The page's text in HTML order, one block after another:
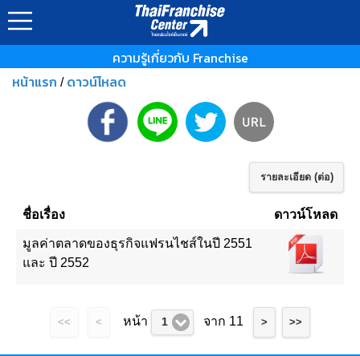
ความรู้เกี่ยวกับ Franchise
หน้าแรก / ดาวน์โหลด
รายละเอียด (ต่อ)
ชื่อเรื่อง ดาวน์โหลด
มูลค่าตลาดของธุรกิจแฟรนไชส์ในปี 2551
และ ปี 2552
<< < หน้า 1 จาก 11 > >>